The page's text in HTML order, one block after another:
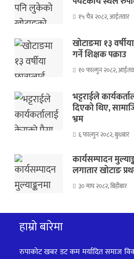
१५ चैत्र २०८२, आईतवार
खोटाङमा १३
गर्ने शिक्षक पक्राउ
१० फाल्गुन २०८२,
भट्टराईले
दिएको थिए,
भ्रम
६ फाल्गुन २०८२, बुधबार
कार्यसम्पादन
लगातार खोटाङ
३० माघ २०८२, बिहीबार
हाम्रो बारेमा
रुपाकोट खबर डट कम मर्यादित समाज